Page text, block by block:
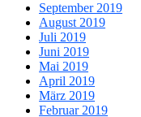
September 2019
August 2019
Juli 2019
Juni 2019
Mai 2019
April 2019
März 2019
Februar 2019